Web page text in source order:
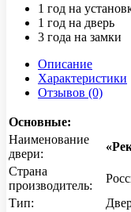
1 год на
1 год на дверь
3 года на замки
Описание
Характеристики
Отзывов (0)
Основные:
Наименование
двери:
Страна
производитель:
Тип: